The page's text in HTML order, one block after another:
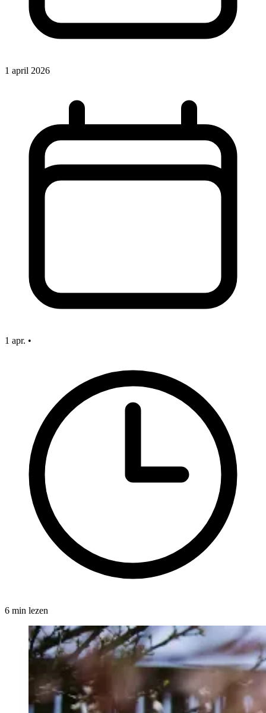
1 april 2026
1 apr. •
6 min lezen